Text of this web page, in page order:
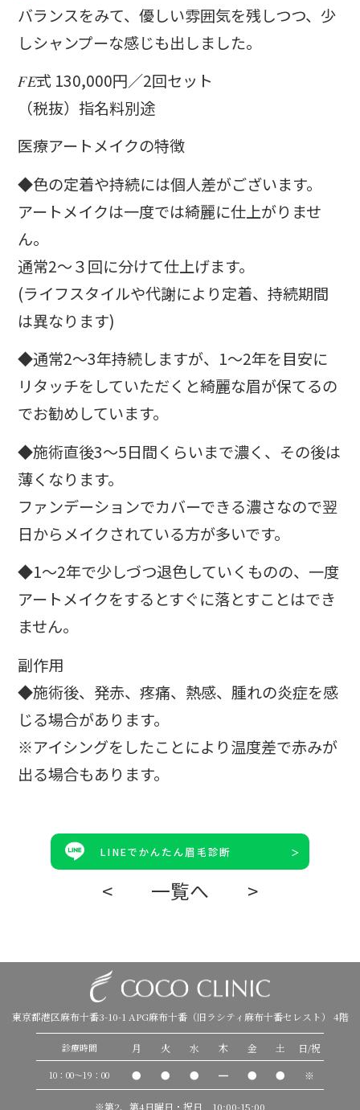
バランスをみて、優しい雰囲気を残しつつ、少
しシャンプーな感じも出しました。
𝐹𝐸式 130,000円／2回セット
（税抜）指名料別途
医療アートメイクの特徴
◆色の定着や持続には個人差がございます。
アートメイクは一度では綺麗に仕上がりませ
ん。
通常2〜３回に分けて仕上げます。
(ライフスタイルや代謝により定着、持続期間
は異なります)
◆通常2〜3年持続しますが、1〜2年を目安に
リタッチをしていただくと綺麗な眉が保てるの
でお勧めしています。
◆施術直後3〜5日間くらいまで濃く、その後は
薄くなります。
ファンデーションでカバーできる濃さなので翌
日からメイクされている方が多いです。
◆1～2年で少しづつ退色していくものの、一度
アートメイクをするとすぐに落とすことはでき
ません。
副作用
◆施術後、発赤、疼痛、熱感、腫れの炎症を感
じる場合があります。
※アイシングをしたことにより温度差で赤みが
出る場合もあります。
LINEでかんたん眉毛診断
< 一覧へ >
東京都港区麻布十番3-10-1 APG麻布十番（旧ラシティ麻布十番セレスト） 4階
診療時間 月 火 水 木 金 土 日/祝
10：00〜19：00 ● ● ● ━ ● ● ※
※第2、第4日曜日・祝日 10:00-15:00